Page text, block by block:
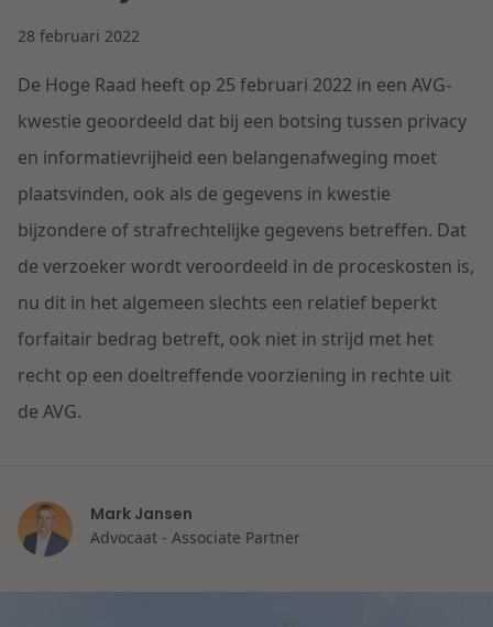
Herstructurering & Insolventie
Energie
Zorg & Sociaal domein
Vastgoed
Overheid & Omgeving
Aanbesteding & Mededinging
Litigation
Dichtbij de kansen en uitdagingen in de
woningbouw
Dichtbij de wendbare onderneming
Internationale partners
Nieuws
28 februari 2022
De Hoge Raad heeft op 25 februari 2022 in een AVG-
kwestie geoordeeld dat bij een botsing tussen privacy
en informatievrijheid een belangenafweging moet
plaatsvinden, ook als de gegevens in kwestie
bijzondere of strafrechtelijke gegevens betreffen. Dat
de verzoeker wordt veroordeeld in de proceskosten is,
nu dit in het algemeen slechts een relatief beperkt
forfaitair bedrag betreft, ook niet in strijd met het
recht op een doeltreffende voorziening in rechte uit
de AVG.
Mark Jansen
Advocaat - Associate Partner